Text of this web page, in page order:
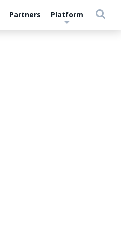
Partners Platform